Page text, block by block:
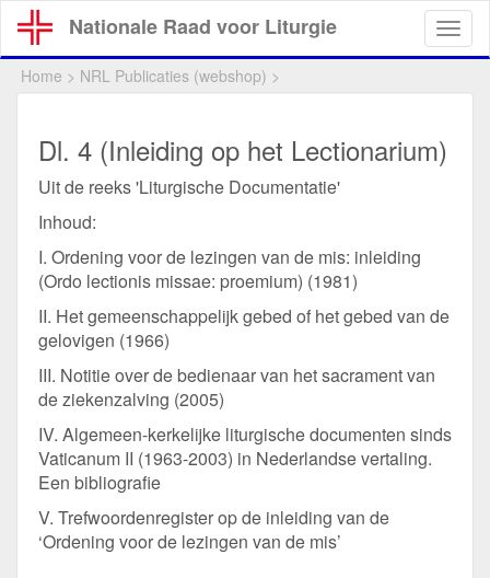
Overslaan
en
naar
Nationale Raad voor Liturgie
Home > NRL Publicaties (webshop) >
Dl. 4 (Inleiding op het Lectionarium)
Uit de reeks 'Liturgische Documentatie'
Inhoud:
I. Ordening voor de lezingen van de mis: inleiding
(Ordo lectionis missae: proemium) (1981)
II. Het gemeenschappelijk gebed of het gebed van de
gelovigen (1966)
III. Notitie over de bedienaar van het sacrament van
de ziekenzalving (2005)
IV. Algemeen-kerkelijke liturgische documenten sinds
Vaticanum II (1963-2003) in Nederlandse vertaling.
Een bibliografie
V. Trefwoordenregister op de inleiding van de
‘Ordening voor de lezingen van de mis’